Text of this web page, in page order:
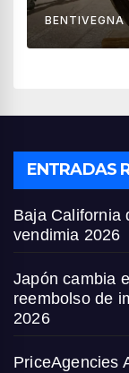
BENTIVEGNA
ENTRADAS
Baja California
vendimia 2026
Japón cambia
reembolso de
2026
PriceAgencies